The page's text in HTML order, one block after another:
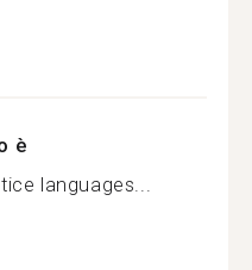
è
languages...